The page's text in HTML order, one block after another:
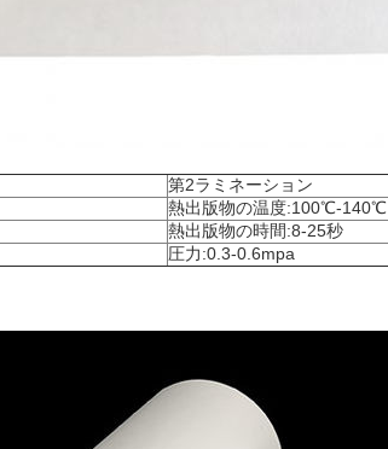
第2ラミネーション
熱出版物の温度:100℃-140℃
熱出版物の時間:8-25秒
圧力:0.3-0.6mpa